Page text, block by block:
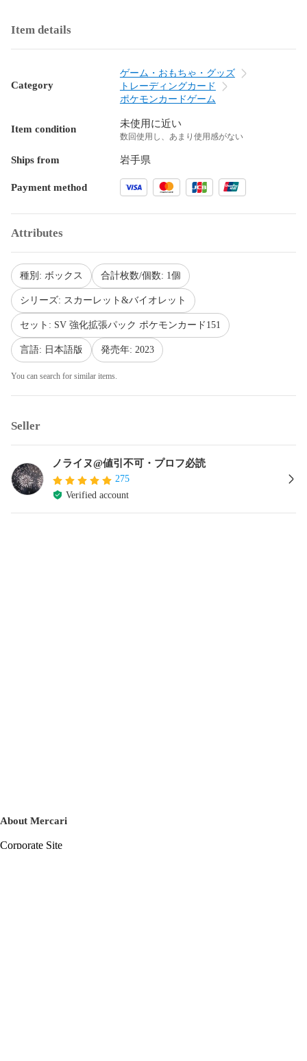
Item details
Category
ゲーム・おもちゃ・グッズ
トレーディングカード
ポケモンカードゲーム
Item condition 未使用に近い
数回使用し、あまり使用感がない
Ships from 岩手県
Payment method
Attributes
種別: ボックス 合計枚数/個数: 1個
シリーズ: スカーレット&バイオレット
セット: SV 強化拡張パック ポケモンカード151
言語: 日本語版 発売年: 2023
You can search for similar items.
Seller
ノライヌ@値引不可・プロフ必読
275
Verified account
About Mercari
Corporate Site